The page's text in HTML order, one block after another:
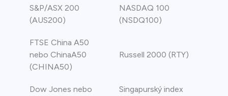
S&P/ASX 200
(AUS200)
NASDAQ 100
(NSDQ100)
FTSE China A50
nebo ChinaA50
(CHINA50)
Russell 2000 (RTY)
Dow Jones nebo
Singapurský index